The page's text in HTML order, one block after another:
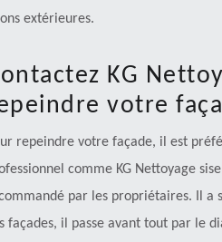
extérieures.
KG
votre
repeindre votre façade, il est
comme KG Nettoyage
par les propriétaires. Il a
façades, il passe avant tout par le